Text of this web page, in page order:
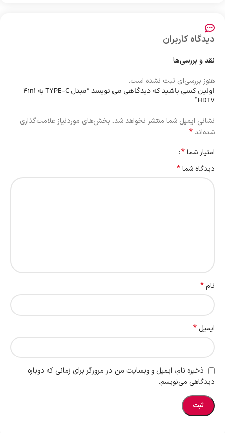
دیدگاه کاربران
نقد و بررسی‌ها
هنوز بررسی‌ای ثبت نشده است.
اولین کسی باشید که دیدگاهی می نویسد “مبدل TYPE-C به 4in1
HDTV”
نشانی ایمیل شما منتشر نخواهد شد. بخش‌های موردنیاز علامت‌گذاری
شده‌اند*
امتیاز شما*
دیدگاه شما*
نام*
ایمیل *
ذخیره نام، ایمیل و وبسایت من در مرورگر برای زمانی که دوباره
دیدگاهی می‌نویسم.